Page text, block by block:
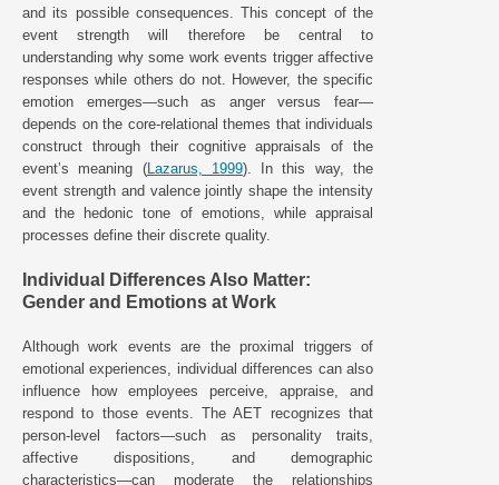
and its possible consequences. This concept of the
event strength will therefore be central to
understanding why some work events trigger affective
responses while others do not. However, the specific
emotion emerges—such as anger versus fear—
depends on the core-relational themes that individuals
construct through their cognitive appraisals of the
event’s meaning (Lazarus, 1999). In this way, the
event strength and valence jointly shape the intensity
and the hedonic tone of emotions, while appraisal
processes define their discrete quality.
Individual Differences Also Matter:
Gender and Emotions at Work
Although work events are the proximal triggers of
emotional experiences, individual differences can also
influence how employees perceive, appraise, and
respond to those events. The AET recognizes that
person-level factors—such as personality traits,
affective dispositions, and demographic
characteristics—can moderate the relationships